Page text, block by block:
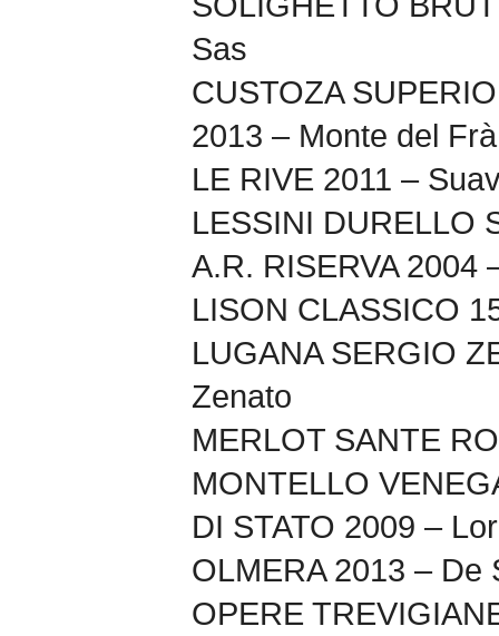
Sas
CUSTOZA
2013 – Monte del Frà
LE RIVE 2011 –
LESSINI DURELLO
A.R. RISERVA 2004
LISON CLASSICO
LUGANA SERGIO
Zenato
MERLOT SANTE
MONTELLO
DI STATO 2009 –
OLMERA 2013 – De
OPERE